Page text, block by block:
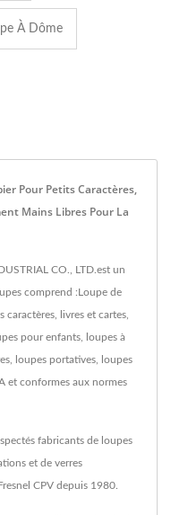
À Dôme
Pour Petits Caractères,
Mains Libres Pour La
CO., LTD.est un
comprend :Loupe de
caractères, livres et cartes,
pour enfants, loupes à
loupes portatives, loupes
et conformes aux normes
fabricants de loupes
et de verres
CPV depuis 1980.